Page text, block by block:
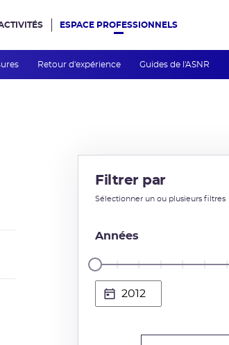
ESPACE PROFESSIONNELS
Retour d'expérience Guides de l'ASNR
Filtrer par
Sélectionner un ou plusieurs filtres
Années